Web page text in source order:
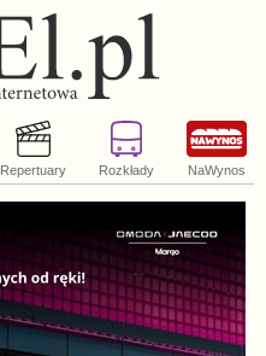
Repertuary Rozkłady NaWynos